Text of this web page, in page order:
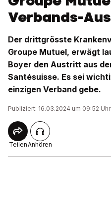
Verbands-
Der drittgrösste
Groupe Mutuel, erwägt
Boyer den Austritt aus
Santésuisse. Es sei
einzigen Verband gebe.
Publiziert: 16.03.2024 um 09:52 Uhr
TeilenAnhören